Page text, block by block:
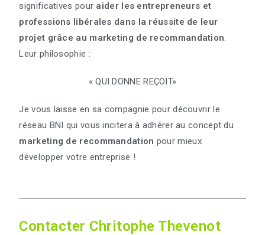
significatives pour aider les entrepreneurs et
professions libérales dans la réussite de leur
projet grâce au marketing de recommandation.
Leur philosophie :
« QUI DONNE REÇOIT»
Je vous laisse en sa compagnie pour découvrir le
réseau BNI qui vous incitera à adhérer au concept du
marketing de recommandation pour mieux
développer votre entreprise !
Contacter Chritophe Thevenot